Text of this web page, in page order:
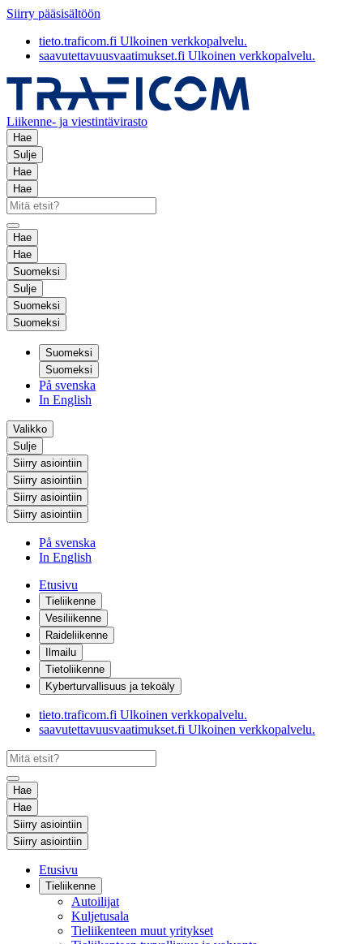
Siirry pääsisältöön
tieto.traficom.fi Ulkoinen verkkopalvelu.
saavutettavuusvaatimukset.fi Ulkoinen verkkopalvelu.
Liikenne- ja viestintävirasto
Hae
Sulje
Hae
Hae
Hae
Hae
Suomeksi
Sulje
Suomeksi
Suomeksi
Suomeksi
Suomeksi
På svenska
In English
Valikko
Sulje
Siirry asiointiin
Siirry asiointiin
Siirry asiointiin
Siirry asiointiin
På svenska
In English
Etusivu
Tieliikenne
Vesiliikenne
Raideliikenne
Ilmailu
Tietoliikenne
Kyberturvallisuus ja tekoäly
tieto.traficom.fi Ulkoinen verkkopalvelu.
saavutettavuusvaatimukset.fi Ulkoinen verkkopalvelu.
Hae
Hae
Siirry asiointiin
Siirry asiointiin
Etusivu
Tieliikenne
Autoilijat
Kuljetusala
Tieliikenteen muut yritykset